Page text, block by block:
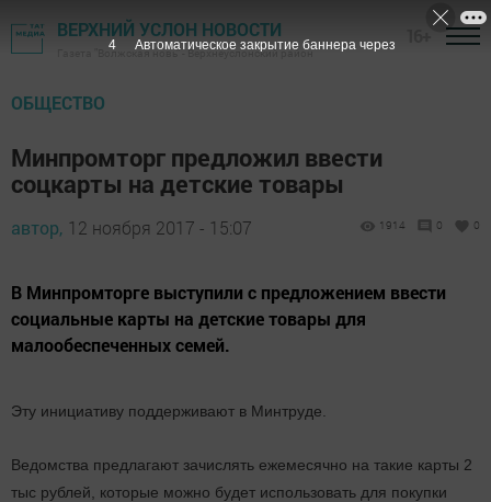
ВЕРХНИЙ УСЛОН НОВОСТИ
Газета "Волжская новь" - Верхнеуслонский район
ОБЩЕСТВО
Минпромторг предложил ввести
соцкарты на детские товары
автор, 12 ноября 2017 - 15:07 1914 0 0
В Минпромторге выступили с предложением ввести
социальные карты на детские товары для
малообеспеченных семей.
Эту инициативу поддерживают в Минтруде.
Ведомства предлагают зачислять ежемесячно на такие карты 2
тыс рублей, которые можно будет использовать для покупки
3 Автоматическое закрытие баннера через